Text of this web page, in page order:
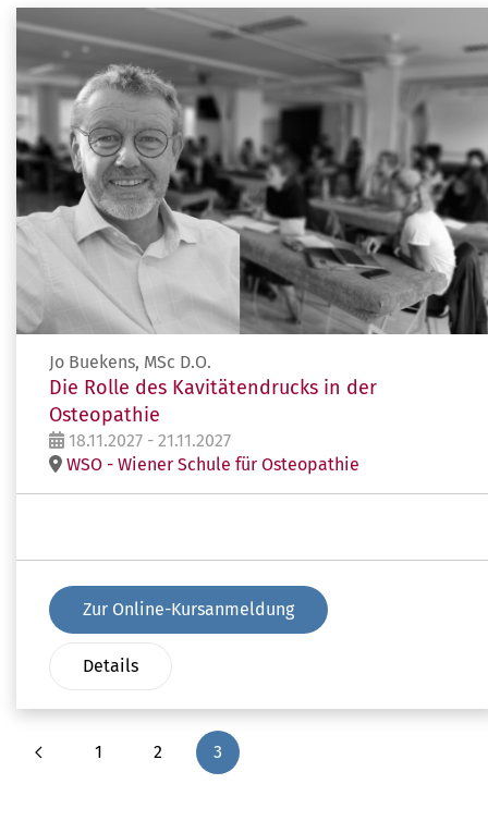
Jo Buekens, MSc D.O.
Die Rolle des Kavitätendrucks in der
Osteopathie
18.11.2027 - 21.11.2027
WSO - Wiener Schule für Osteopathie
Zur Online-Kursanmeldung
Details
1 2 3